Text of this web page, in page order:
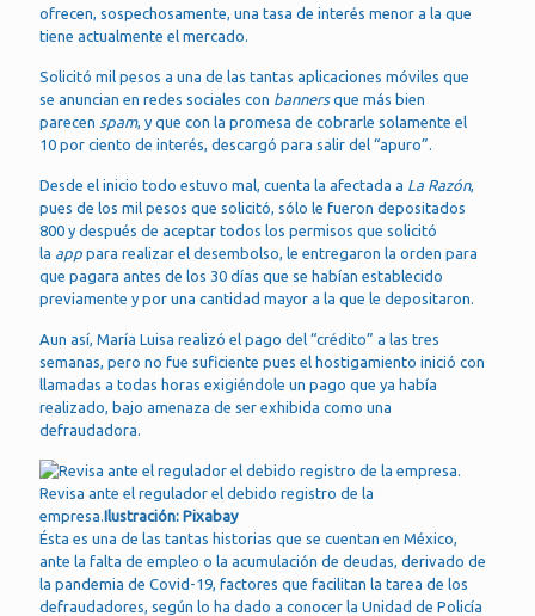
ofrecen, sospechosamente, una tasa de interés menor a la que
tiene actualmente el mercado.
Solicitó mil pesos a una de las tantas aplicaciones móviles que
se anuncian en redes sociales con bannersque más bien
parecen spam, y que con la promesa de cobrarle solamente el
10 por ciento de interés, descargó para salir del “apuro”.
Desde el inicio todo estuvo mal, cuenta la afectada a La Razón,
pues de los mil pesos que solicitó, sólo le fueron depositados
800 y después de aceptar todos los permisos que solicitó
la app para realizar el desembolso, le entregaron la orden para
que pagara antes de los 30 días que se habían establecido
previamente y por una cantidad mayor a la que le depositaron.
Aun así, María Luisa realizó el pago del “crédito” a las tres
semanas, pero no fue suficiente pues el hostigamiento inició con
llamadas a todas horas exigiéndole un pago que ya había
realizado, bajo amenaza de ser exhibida como una
defraudadora.
Revisa ante el regulador el debido registro de la
empresa.Ilustración: Pixabay
Ésta es una de las tantas historias que se cuentan en México,
ante la falta de empleo o la acumulación de deudas, derivado de
la pandemia de Covid-19, factores que facilitan la tarea de los
defraudadores, según lo ha dado a conocer la Unidad de Policía